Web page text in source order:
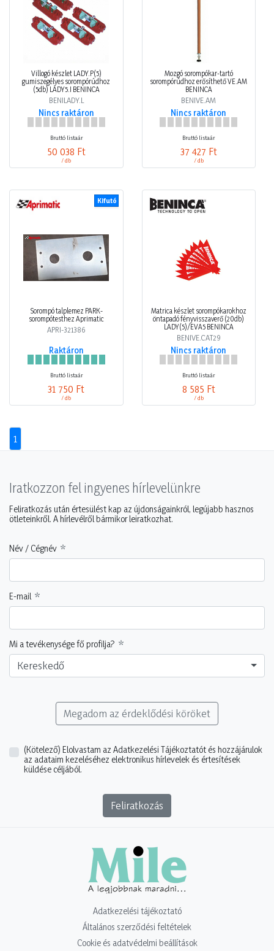
Villogó készlet LADY.P(5)
gumiszegélyes sorompórúdhoz
(5db) LADY5.I BENINCA
BENILADY.L
Nincs raktáron
Bruttó listaár
50 038 Ft
/ db
Mozgó sorompókar-tartó
sorompórúdhoz erősíthető VE.AM
BENINCA
BENIVE.AM
Nincs raktáron
Bruttó listaár
37 427 Ft
/ db
Kifutó
Sorompó talplemez PARK-
sorompótesthez Aprimatic
APRI-321386
Raktáron
Bruttó listaár
31 750 Ft
/ db
Matrica készlet sorompókarokhoz
öntapadó fényvisszaverő (20db)
LADY(5)/EVA5 BENINCA
BENIVE.CAT29
Nincs raktáron
Bruttó listaár
8 585 Ft
/ db
1
Iratkozzon fel ingyenes hírlevelünkre
Feliratkozás után értesülést kap az újdonságainkról, legújabb hasznos
ötleteinkről. A hírlevélről bármikor leiratkozhat.
Név / Cégnév
E-mail
Mi a tevékenysége fő profilja?
Kereskedő
Megadom az érdeklődési köröket
(Kötelező) Elolvastam az Adatkezelési Tájékoztatót és hozzájárulok
az adataim kezeléséhez elektronikus hírlevelek és értesítések
küldése céljából.
Feliratkozás
Adatkezelési tájékoztató
Általános szerződési feltételek
Cookie és adatvédelmi beállítások